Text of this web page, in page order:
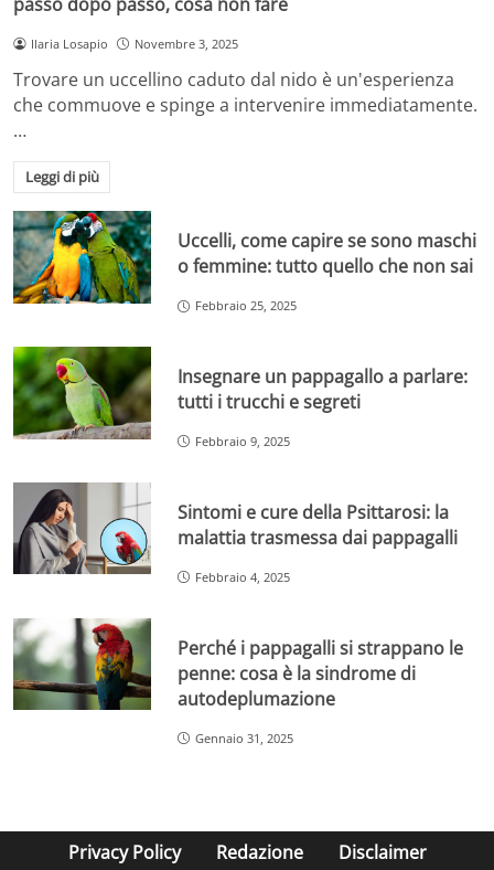
Ilaria Losapio Novembre 3, 2025
Trovare un uccellino caduto dal nido è un'esperienza
che commuove e spinge a intervenire immediatamente.
…
Leggi di più
Uccelli, come capire se sono maschi
o femmine: tutto quello che non sai
Febbraio 25, 2025
Insegnare un pappagallo a parlare:
tutti i trucchi e segreti
Febbraio 9, 2025
Sintomi e cure della Psittarosi: la
malattia trasmessa dai pappagalli
Febbraio 4, 2025
Perché i pappagalli si strappano le
penne: cosa è la sindrome di
autodeplumazione
Gennaio 31, 2025
Privacy Policy Redazione Disclaimer